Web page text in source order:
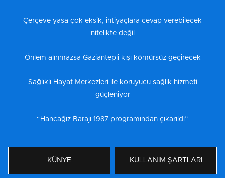
Çerçeve yasa çok eksik, ihtiyaçlara cevap verebilecek
nitelikte değil
Önlem alınmazsa Gaziantepli kışı kömürsüz geçirecek
Sağlıklı Hayat Merkezleri ile koruyucu sağlık hizmeti
güçleniyor
“Hancağız Barajı 1987 programından çıkarıldı”
KÜNYE KULLANIM ŞARTLARI